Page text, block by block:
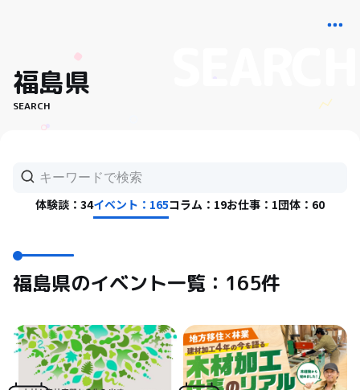
福島県
SEARCH
体験談：34イベント：165コラム：19お仕事：1団体：60
福島県のイベント一覧：165件